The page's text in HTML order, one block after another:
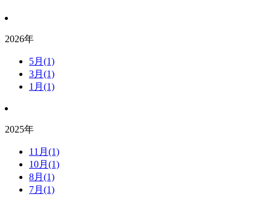
2026年
5月(1)
3月(1)
1月(1)
2025年
11月(1)
10月(1)
8月(1)
7月(1)